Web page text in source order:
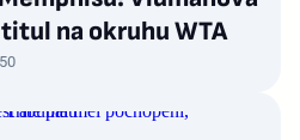
na okruhu WTA